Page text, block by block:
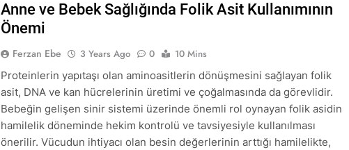
Anne ve Bebek Sağlığında Folik Asit Kullanımının
Önemi
Ferzan Ebe 3 Years Ago 0
10 Mins
Proteinlerin yapıtaşı olan aminoasitlerin dönüşmesini sağlayan folik
asit, DNA ve kan hücrelerinin üretimi ve çoğalmasında da görevlidir.
Bebeğin gelişen sinir sistemi üzerinde önemli rol oynayan folik asidin
hamilelik döneminde hekim kontrolü ve tavsiyesiyle kullanılması
önerilir. Vücudun ihtiyacı olan besin değerlerinin arttığı hamilelikte,